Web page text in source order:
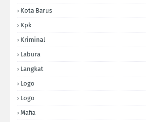
Kota Barus
Kpk
Kriminal
Labura
Langkat
Logo
Logo
Mafia